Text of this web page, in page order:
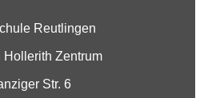
Reutlingen
Hollerith Zentrum
Str. 6